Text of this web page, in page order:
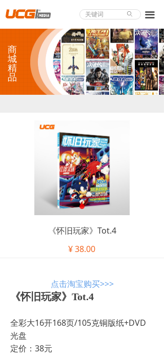
끀
About UCG
游戏评测
业界论道
个人中心
ꄙ
点击淘宝购买>>>
《怀旧玩家》Tot.4
全彩大16开168页/105克铜版纸+DVD
光盘
定价：38元
《怀旧玩家》Tot.4
¥ 38.00
商
城
精
品